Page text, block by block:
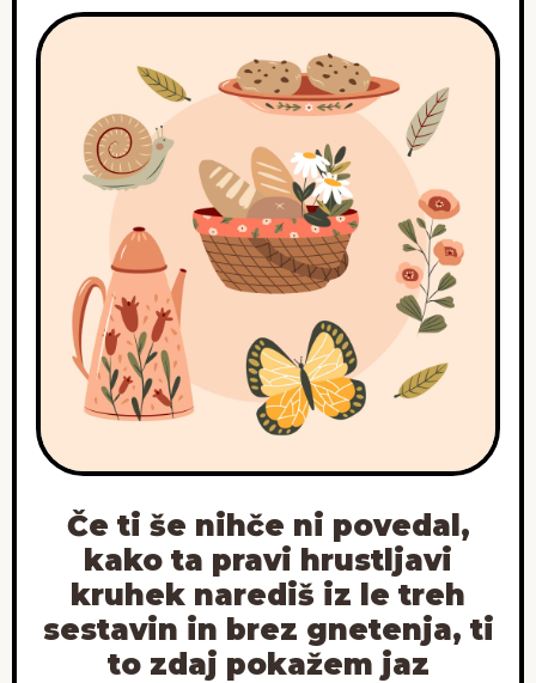
Če ti še nihče ni povedal,
kako ta pravi hrustljavi
kruhek narediš iz le treh
sestavin in brez gnetenja, ti
to zdaj pokažem jaz